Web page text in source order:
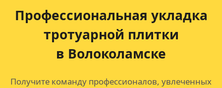
Профессиональная укладка
тротуарной плитки
в Волоколамске
Получите команду профессионалов, увлеченных